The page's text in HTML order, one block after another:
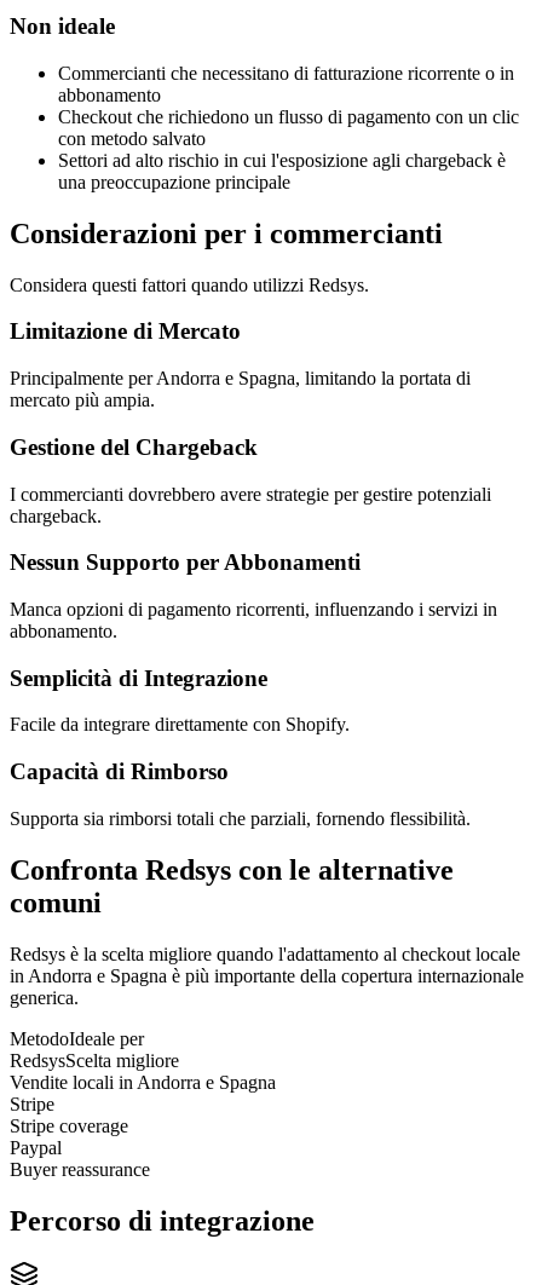
Non ideale
Commercianti che necessitano di fatturazione ricorrente o in
abbonamento
Checkout che richiedono un flusso di pagamento con un clic
con metodo salvato
Settori ad alto rischio in cui l'esposizione agli chargeback è
una preoccupazione principale
Considerazioni per i commercianti
Considera questi fattori quando utilizzi Redsys.
Limitazione di Mercato
Principalmente per Andorra e Spagna, limitando la portata di
mercato più ampia.
Gestione del Chargeback
I commercianti dovrebbero avere strategie per gestire potenziali
chargeback.
Nessun Supporto per Abbonamenti
Manca opzioni di pagamento ricorrenti, influenzando i servizi in
abbonamento.
Semplicità di Integrazione
Facile da integrare direttamente con Shopify.
Capacità di Rimborso
Supporta sia rimborsi totali che parziali, fornendo flessibilità.
Confronta Redsys con le alternative
comuni
Redsys è la scelta migliore quando l'adattamento al checkout locale
in Andorra e Spagna è più importante della copertura internazionale
generica.
MetodoIdeale per
RedsysScelta migliore
Vendite locali in Andorra e Spagna
Stripe
Stripe coverage
Paypal
Buyer reassurance
Percorso di integrazione